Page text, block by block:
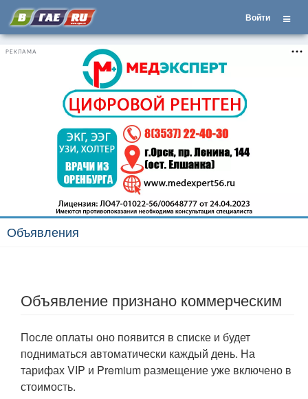
Войти
РЕКЛАМА
Объявления
Объявление признано коммерческим
После оплаты оно появится в списке и будет
подниматься автоматически каждый день. На
тарифах VIP и Premium размещение уже включено в
стоимость.